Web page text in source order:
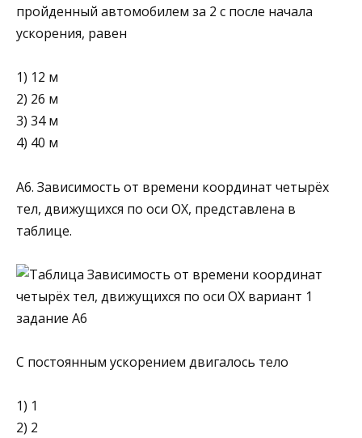
пройден­ный автомобилем за 2 с после начала
ускорения, равен
1) 12 м
2) 26 м
3) 34 м
4) 40 м
А6. Зависимость от времени координат четырёх
тел, движущихся по оси ОХ, представлена в
таблице.
С постоянным ускорением двигалось тело
1) 1
2) 2